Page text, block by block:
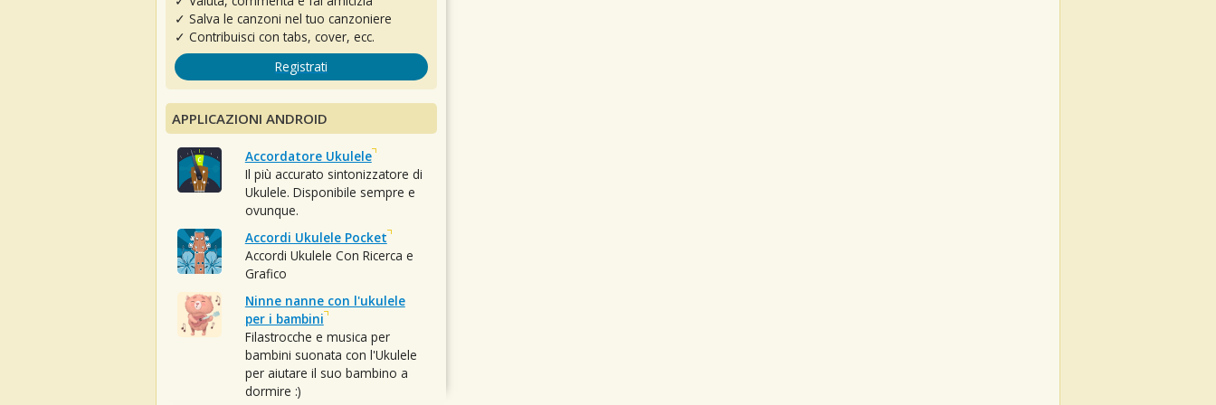
✓ Salva le canzoni nel tuo canzoniere
✓ Contribuisci con tabs, cover, ecc.
Registrati
APPLICAZIONI ANDROID
Accordatore Ukulele
Il più accurato sintonizzatore di
Ukulele. Disponibile sempre e
ovunque.
Accordi Ukulele Pocket
Accordi Ukulele Con Ricerca e
Grafico
Ninne nanne con l'ukulele
per i bambini
Filastrocche e musica per
bambini suonata con l'Ukulele
per aiutare il suo bambino a
dormire :)